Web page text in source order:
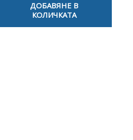
ДОБАВЯНЕ В
КОЛИЧКАТА